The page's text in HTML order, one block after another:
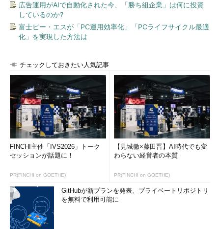
広告運用がAIで自動化された今、「勝ち組企業」は何に投資
しているのか?
富士ピー・エスが「PC運用効率化」「PCライフサイクル最適
化」を実現した方法は
チェックしておきたい人気記事
FINCHI主催「IVS2026」トーク
セッションが話題に！
PR(FINCHI on GOETHE)
【見城徹×藤田晋】AI時代でも変
わらない経営者の本質
PR(FINCHI on GOETHE)
GitHubが新プランを発表、プライベートリポジトリ
を無料で利用可能に